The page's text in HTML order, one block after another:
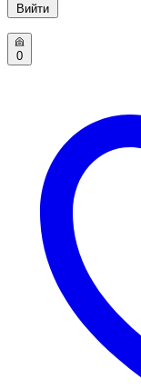
Вийти
0